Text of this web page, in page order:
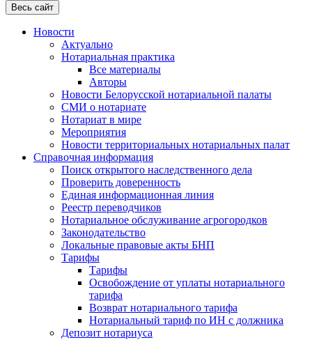
Весь сайт
Новости
Актуально
Нотариальная практика
Все материалы
Авторы
Новости Белорусской нотариальной палаты
СМИ о нотариате
Нотариат в мире
Мероприятия
Новости территориальных нотариальных палат
Справочная информация
Поиск открытого наследственного дела
Проверить доверенность
Единая информационная линия
Реестр переводчиков
Нотариальное обслуживание агрогородков
Законодательство
Локальные правовые акты БНП
Тарифы
Тарифы
Освобождение от уплаты нотариального
тарифа
Возврат нотариального тарифа
Нотариальный тариф по ИН с должника
Депозит нотариуса